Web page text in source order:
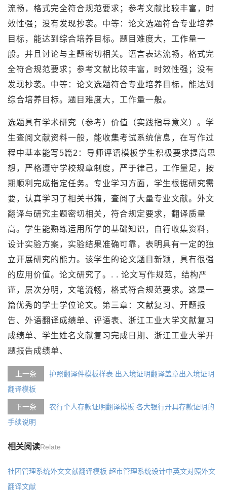
流畅，格式完全符合规范要求；参考文献比较丰富，时
效性强；没有发现抄袭。中等：论文选题符合专业培养
目标，能达到综合培养目标。题目难度大，工作量一
般。并且讨论与主题密切相关。语言表达流畅，格式完
全符合规范要求；参考文献比较丰富，时效性强；没有
发现抄袭。中等：论文选题符合专业培养目标，能达到
综合培养目标。题目难度大，工作量一般。
选题具有学术研究（参考）价值（实践指导意义）。学
生查阅文献资料一般，能收集考试系统信息，在写作过
程中基本能写5篇2：导师评语模板学生积极要求提高思
想，严格遵守学校规章制度，严于律己，工作量足，按
期顺利完成指定任务。专业学习方面，学生根据研究需
要，认真学习了相关书籍，查阅了大量专业文献。外文
翻译与研究主题密切相关，符合规定要求，翻译质量
高。学生能熟练运用所学的基础知识，自行收集资料，
设计实验方案，实验结果准确可靠，表明具有一定的独
立开展研究的能力。该学生的论文题目新颖，具有很强
的应用价值。论文研究了。. . 论文写作规范，结构严
谨，层次分明，文笔流畅，格式符合规范要求。这是一
篇优秀的学士学位论文。第三章：文献复习、开题报
告、外语翻译成绩单、评语表、浙江工业大学文献复习
成绩单、学生姓名文献复习完成日期、浙江工业大学开
题报告成绩单、
上一条
护照翻译件模板样表 出入境证明翻译盖章出入境证明
翻译模板
下一条
农行个人存款证明翻译模板 各大银行开具存款证明的
手续说明
相关阅读Relate
社团管理系统外文文献翻译模板 超市管理系统设计中英文对照外文
翻译文献